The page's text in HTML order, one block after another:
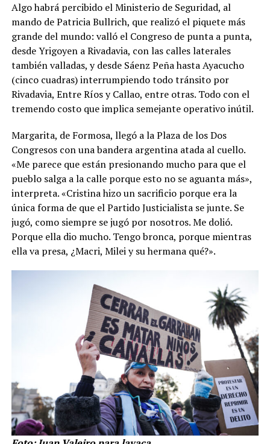
Algo habrá percibido el Ministerio de Seguridad, al
mando de Patricia Bullrich, que realizó el piquete más
grande del mundo: valló el Congreso de punta a punta,
desde Yrigoyen a Rivadavia, con las calles laterales
también valladas, y desde Sáenz Peña hasta Ayacucho
(cinco cuadras) interrumpiendo todo tránsito por
Rivadavia, Entre Ríos y Callao, entre otras. Todo con el
tremendo costo que implica semejante operativo inútil.
Margarita, de Formosa, llegó a la Plaza de los Dos
Congresos con una bandera argentina atada al cuello.
«Me parece que están presionando mucho para que el
pueblo salga a la calle porque esto no se aguanta más»,
interpreta. «Cristina hizo un sacrificio porque era la
única forma de que el Partido Justicialista se junte. Se
jugó, como siempre se jugó por nosotros. Me dolió.
Porque ella dio mucho. Tengo bronca, porque mientras
ella va presa, ¿Macri, Milei y su hermana qué?».